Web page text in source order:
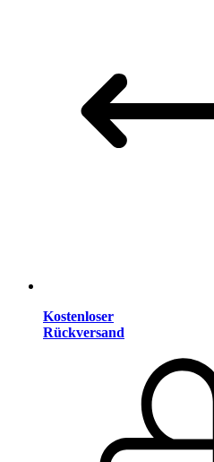
Kostenloser
Rückversand